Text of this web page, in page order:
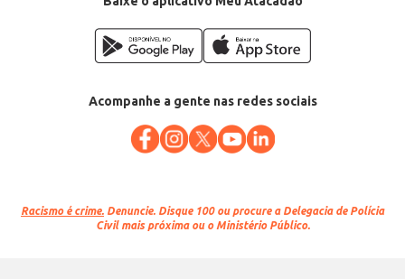
Acompanhe a gente nas redes sociais
Racismo é crime. Denuncie. Disque 100 ou procure a Delegacia de Polícia
Civil mais próxima ou o Ministério Público.